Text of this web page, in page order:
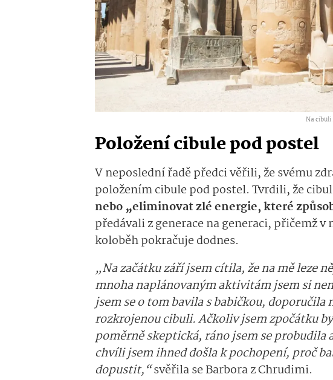
Na
Položení cibule pod postel
V neposlední řadě předci věřili, že svému
položením cibule pod postel. Tvrdili, že
nebo „eliminovat zlé energie, které
předávali z generace na generaci, přičemž
koloběh pokračuje dodnes.
„Na začátku září jsem cítila, že na mě leze
mnoha naplánovaným aktivitám jsem si
jsem se o tom bavila s babičkou, doporučila
rozkrojenou cibuli. Ačkoliv jsem zpočátku
poměrně skeptická, ráno jsem se probudila
chvíli jsem ihned došla k pochopení, proč
dopustit,“svěřila se Barbora z Chrudimi.